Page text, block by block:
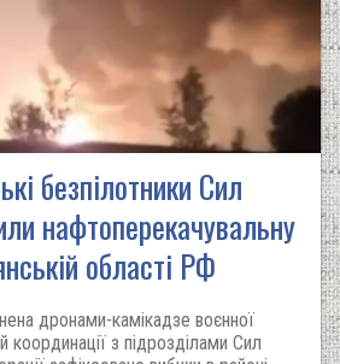
безпілотники Сил
нафтоперекачувальну
області РФ
дронами-камікадзе воєнної
координації з підрозділами Сил